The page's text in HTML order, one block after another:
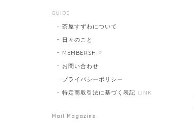
GUIDE
茶屋すずわについて
日々のこと
MEMBERSHIP
お問い合わせ
プライバシーポリシー
特定商取引法に基づく表記 LINK
Mail Magazine